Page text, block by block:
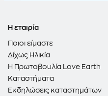
Η εταιρία
Ποιοι είμαστε
Δίχως Ηλικία
Η Πρωτοβουλία Love Earth
Καταστήματα
Εκδηλώσεις καταστημάτων